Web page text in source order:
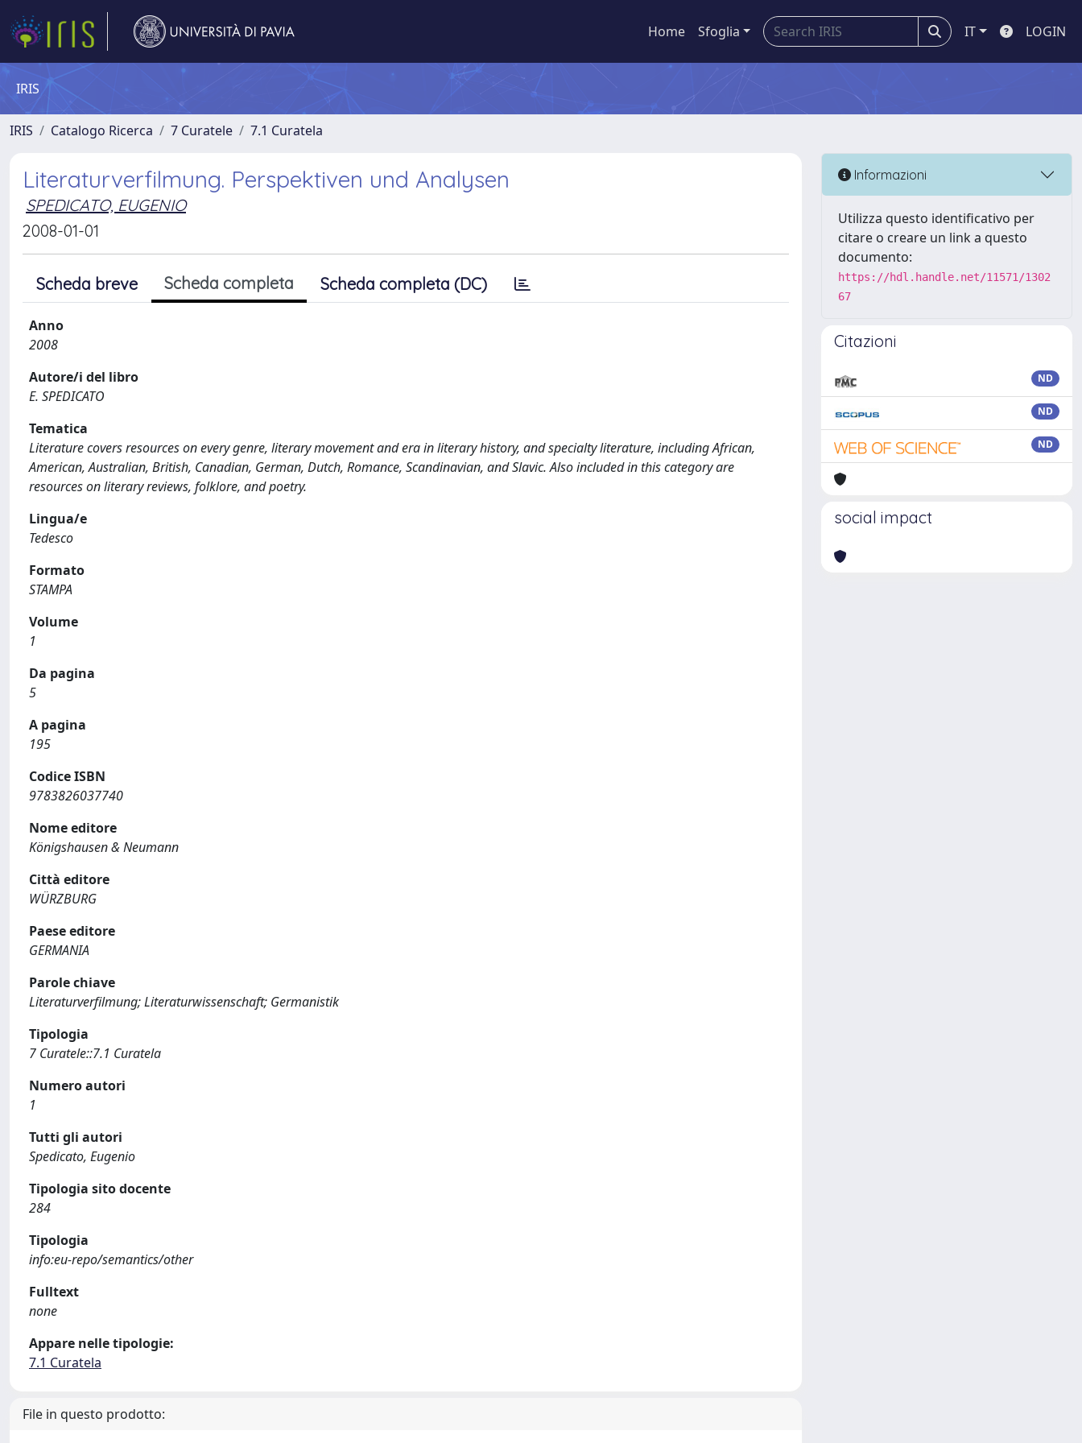
Home Sfoglia IT LOGIN
IRIS
IRIS Catalogo Ricerca 7 Curatele 7.1 Curatela
Literaturverfilmung. Perspektiven und Analysen
SPEDICATO, EUGENIO
2008-01-01
Scheda breve Scheda completa Scheda completa (DC)
Anno
2008
Autore/i del libro
E. SPEDICATO
Tematica
Literature covers resources on every genre, literary movement and era in literary history, and specialty literature, including African,
American, Australian, British, Canadian, German, Dutch, Romance, Scandinavian, and Slavic. Also included in this category are
resources on literary reviews, folklore, and poetry.
Lingua/e
Tedesco
Formato
STAMPA
Volume
1
Da pagina
5
A pagina
195
Codice ISBN
9783826037740
Nome editore
Königshausen & Neumann
Città editore
WÜRZBURG
Paese editore
GERMANIA
Parole chiave
Literaturverfilmung; Literaturwissenschaft; Germanistik
Tipologia
7 Curatele::7.1 Curatela
Numero autori
1
Tutti gli autori
Spedicato, Eugenio
Tipologia sito docente
284
Tipologia
info:eu-repo/semantics/other
Fulltext
none
Appare nelle tipologie:
7.1 Curatela
File in questo prodotto:
Informazioni
Utilizza questo identificativo per
citare o creare un link a questo
documento:
https://hdl.handle.net/11571/1302
67
Citazioni
ND
ND
ND
social impact